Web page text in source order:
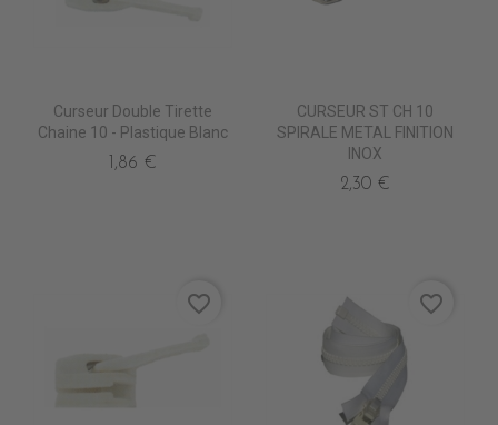
Curseur Double Tirette
Chaine 10 - Plastique Blanc
1,86 €
CURSEUR ST CH 10
SPIRALE METAL FINITION
INOX
2,30 €
favorite_border favorite_border